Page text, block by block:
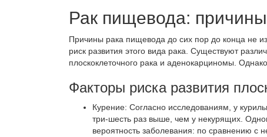
Рак пищевода:
Причины рака пищевода до сих пор до конца не
риск развития этого вида рака. Существуют
плоскоклеточного рака и аденокарциномы.
Факторы риска развития
Курение: Согласно исследованиям, у
три-шесть раз выше, чем у некурящих.
вероятность заболевания: по сравнению с